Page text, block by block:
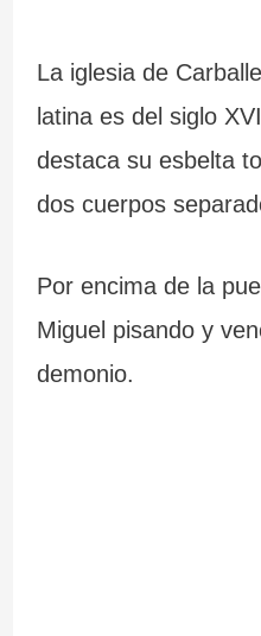
La iglesia de
latina es del siglo
destaca su esbelta
dos cuerpos
Por encima de la
Miguel pisando y
demonio.